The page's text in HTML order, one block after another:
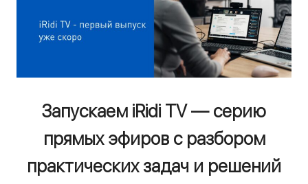
Запускаем iRidi TV — серию
прямых эфиров с разбором
практических задач и решений